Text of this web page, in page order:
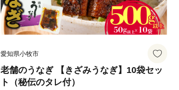
愛知県小牧市
老舗のうなぎ 【きざみうなぎ】10袋セッ
ト（秘伝のタレ付）